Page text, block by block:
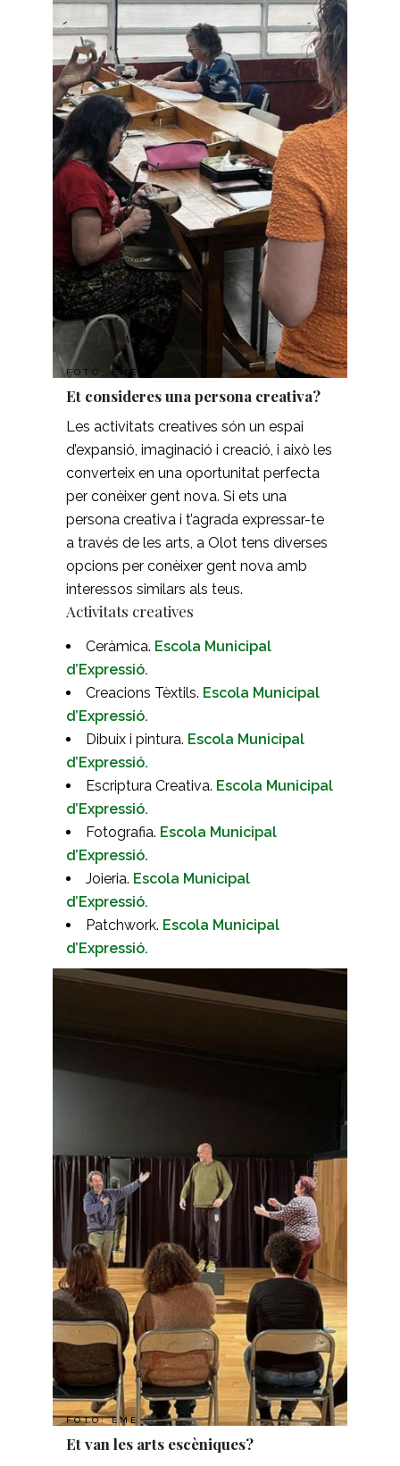
FOTO: EME
Et consideres una persona creativa?
Les activitats creatives són un espai
d’expansió, imaginació i creació, i això les
converteix en una oportunitat perfecta
per conèixer gent nova. Si ets una
persona creativa i t’agrada expressar-te
a través de les arts, a Olot tens diverses
opcions per conèixer gent nova amb
interessos similars als teus.
Activitats creatives
Ceràmica. Escola Municipal
d’Expressió.
Creacions Tèxtils. Escola Municipal
d’Expressió.
Dibuix i pintura. Escola Municipal
d’Expressió.
Escriptura Creativa. Escola Municipal
d’Expressió.
Fotografia. Escola Municipal
d’Expressió.
Joieria. Escola Municipal
d’Expressió.
Patchwork. Escola Municipal
d’Expressió.
FOTO: EME
Et van les arts escèniques?